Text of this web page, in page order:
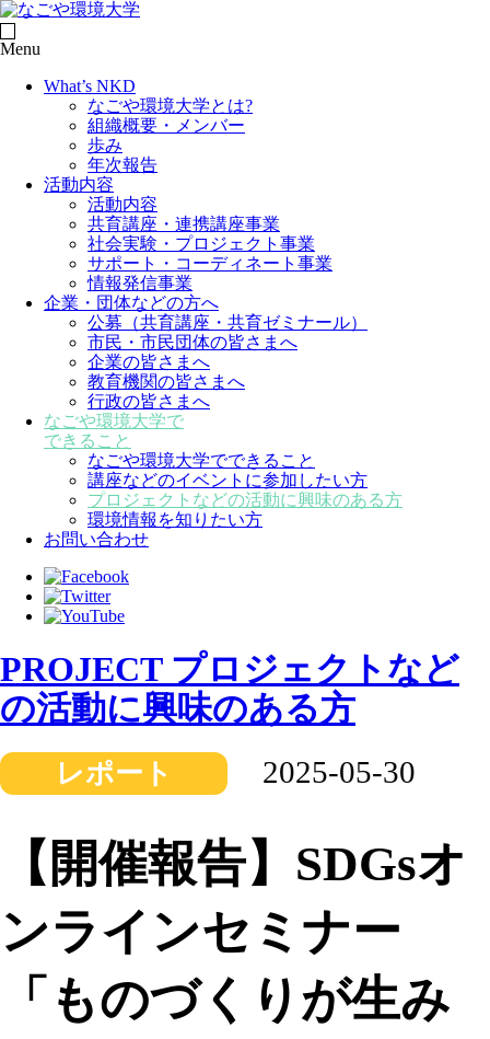
Menu
What’s NKD
なごや環境大学とは?
組織概要・メンバー
歩み
年次報告
活動内容
活動内容
共育講座・連携講座事業
社会実験・プロジェクト事業
サポート・コーディネート事業
情報発信事業
企業・団体などの方へ
公募（共育講座・共育ゼミナール）
市民・市民団体の皆さまへ
企業の皆さまへ
教育機関の皆さまへ
行政の皆さまへ
なごや環境大学で
できること
なごや環境大学でできること
講座などのイベントに参加したい方
プロジェクトなどの活動に興味のある方
環境情報を知りたい方
お問い合わせ
PROJECT プロジェクトなど
の活動に興味のある方
【開催報告】SDGsオ
ンラインセミナー
「ものづくりが生み
レポート 2025-05-30